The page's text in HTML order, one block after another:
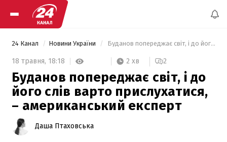
24 Канал Новини України Буданов попереджає світ, і до його слів варто прислухатися, – американський експерт
18 травня, 18:18 2 хв 2
Буданов попереджає світ, і до
його слів варто прислухатися,
– американський експерт
Даша Птаховська